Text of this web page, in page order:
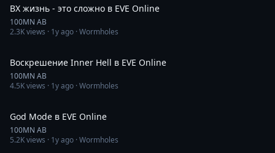
ВХ жизнь - это сложно в EVE Online
100MN AB
2.3Kviews · 1y ago · Wormholes
Воскрешение Inner Hell в EVE Online
100MN AB
4.5Kviews · 1y ago · Wormholes
God Mode в EVE Online
100MN AB
5.2Kviews · 1y ago · Wormholes